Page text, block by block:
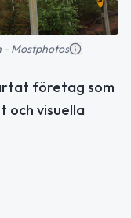
- Mostphotos
företag som
och visuella